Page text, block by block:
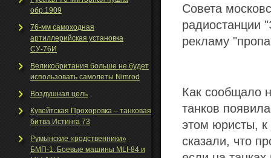
обр.1909
76-мм самоходная
артиллерийская установка
СУ-76И
Великобритания больше не будет
использовать самолеты Nimrod
Воздушная цель
Кувейтская Прохоровка – танковая
битва Истинга 73
Румынские «родственники»
БМП-1. Боевые машины MLI-84 и
Совета
радиостанции
рекламу
Как сообщало
танков
этом юристы, к
сказали, что